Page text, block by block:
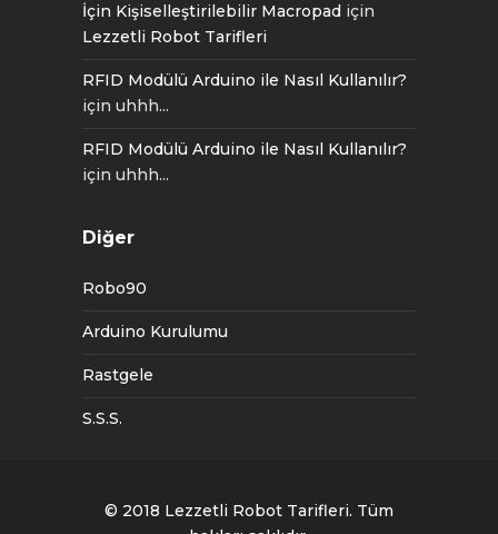
İçin Kişiselleştirilebilir Macropad için
Lezzetli Robot Tarifleri
RFID Modülü Arduino ile Nasıl Kullanılır?
için uhhh...
RFID Modülü Arduino ile Nasıl Kullanılır?
için uhhh...
Diğer
Robo90
Arduino Kurulumu
Rastgele
S.S.S.
© 2018 Lezzetli Robot Tarifleri. Tüm